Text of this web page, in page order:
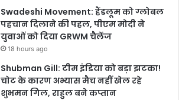
Swadeshi Movement: हैंडलूम को ग्लोबल
पहचान दिलाने की पहल, पीएम मोदी ने
युवाओं को दिया GRWM चैलेंज
18 hours ago
Shubman Gill: टीम इंडिया को बड़ा झटका!
चोट के कारण अभ्यास मैच नहीं खेल रहे
शुभमन गिल, राहुल बने कप्तान